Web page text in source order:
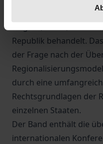
Schweden, Spanien,
Republik behandelt.
der Frage nach der
durch eine
Rechtsgrundlagen der
einzelnen Staaten.
Der Band enthält die
internationalen